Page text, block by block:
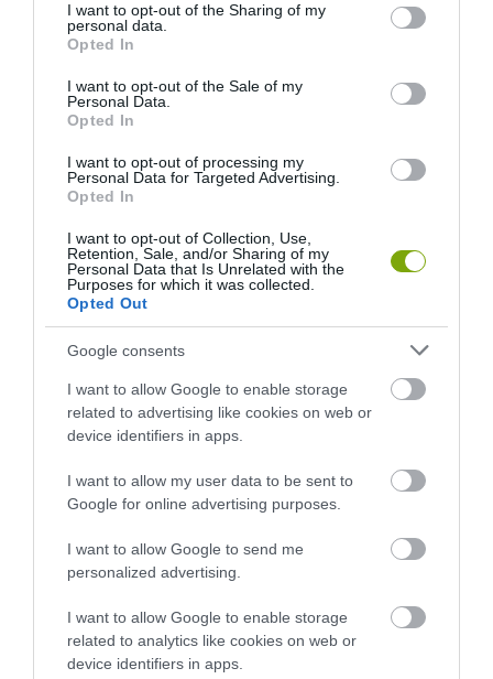
not limited to your visit or usage behaviour. You may click to
grant or deny consent to Google and its third-party tags to
use your data for below specified purposes in below Google
consent section.
I want to opt-out of the Sharing of my
personal data.
Opted In
I want to opt-out of the Sale of my
Personal Data.
Opted In
I want to opt-out of processing my
Personal Data for Targeted Advertising.
Opted In
I want to opt-out of Collection, Use,
Retention, Sale, and/or Sharing of my
Personal Data that Is Unrelated with the
Purposes for which it was collected.
Opted Out
Google consents
I want to allow Google to enable storage
related to advertising like cookies on web or
device identifiers in apps.
I want to allow my user data to be sent to
Google for online advertising purposes.
I want to allow Google to send me
personalized advertising.
I want to allow Google to enable storage
related to analytics like cookies on web or
device identifiers in apps.
ELŐZŐ CIKK
SOKKAL TOVÁBB MARADNAK FRISSEK
HASONLÓ ÉRDEKESSÉGEK